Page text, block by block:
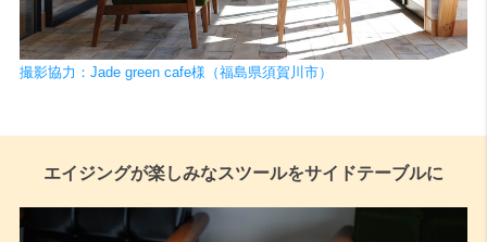
撮影協力：Jade green cafe様（福島県須賀川市）
エイジングが楽しみなスツールをサイドテーブルに